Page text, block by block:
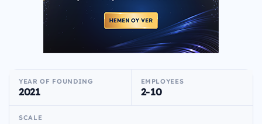
YEAR OF FOUNDING
2021
EMPLOYEES
2-10
SCALE